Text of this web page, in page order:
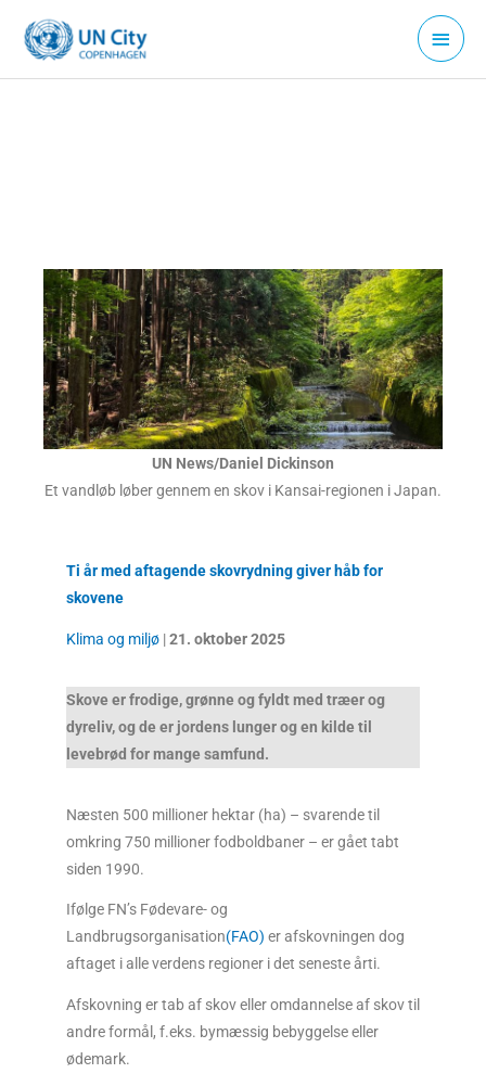
indholdet
UN News/Daniel Dickinson
Et vandløb løber gennem en skov i Kansai-regionen i Japan.
Ti år med aftagende skovrydning giver håb for
skovene
Klima og miljø|21. oktober2025
Skove er frodige, grønne og fyldt med træer og
dyreliv, og de er jordens lunger og en kilde til
levebrød for mange samfund.
Næsten 500 millioner hektar (ha) – svarende til
omkring 750 millioner fodboldbaner – er gået tabt
siden 1990.
Ifølge FN’s Fødevare- og
Landbrugsorganisation(FAO) er afskovningen dog
aftaget i alle verdens regioner i det seneste årti.
Afskovning er tab af skov eller omdannelse af skov til
andre formål, f.eks. bymæssig bebyggelse eller
ødemark.